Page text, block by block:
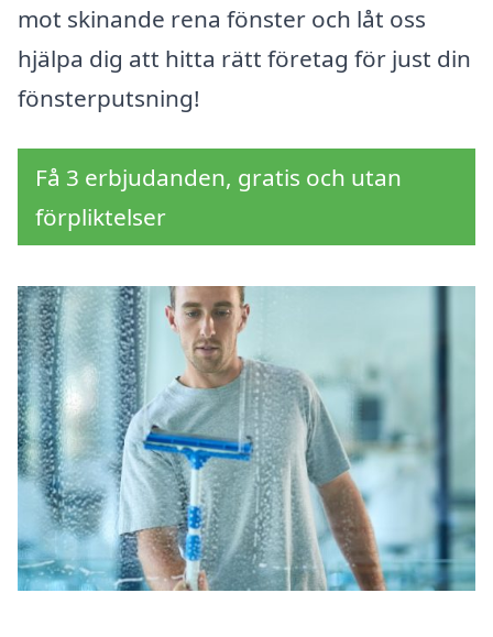
mot skinande rena fönster och låt oss
hjälpa dig att hitta rätt företag för just din
fönsterputsning!
Få 3 erbjudanden, gratis och utan
förpliktelser